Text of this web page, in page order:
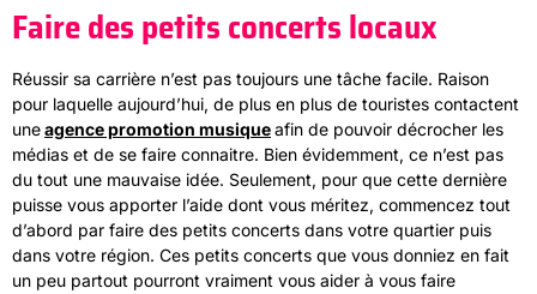
Faire des petits concerts locaux
Réussir sa carrière n’est pas toujours une tâche facile. Raison
pour laquelle aujourd’hui, de plus en plus de touristes contactent
uneagence promotion musiqueafin de pouvoir décrocher les
médias et de se faire connaitre. Bien évidemment, ce n’est pas
du tout une mauvaise idée. Seulement, pour que cette dernière
puisse vous apporter l’aide dont vous méritez, commencez tout
d’abord par faire des petits concerts dans votre quartier puis
dans votre région. Ces petits concerts que vous donniez en fait
un peu partout pourront vraiment vous aider à vous faire